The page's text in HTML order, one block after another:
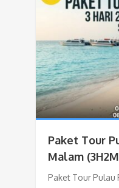
Paket Tour
Malam
Paket Tour Pulau